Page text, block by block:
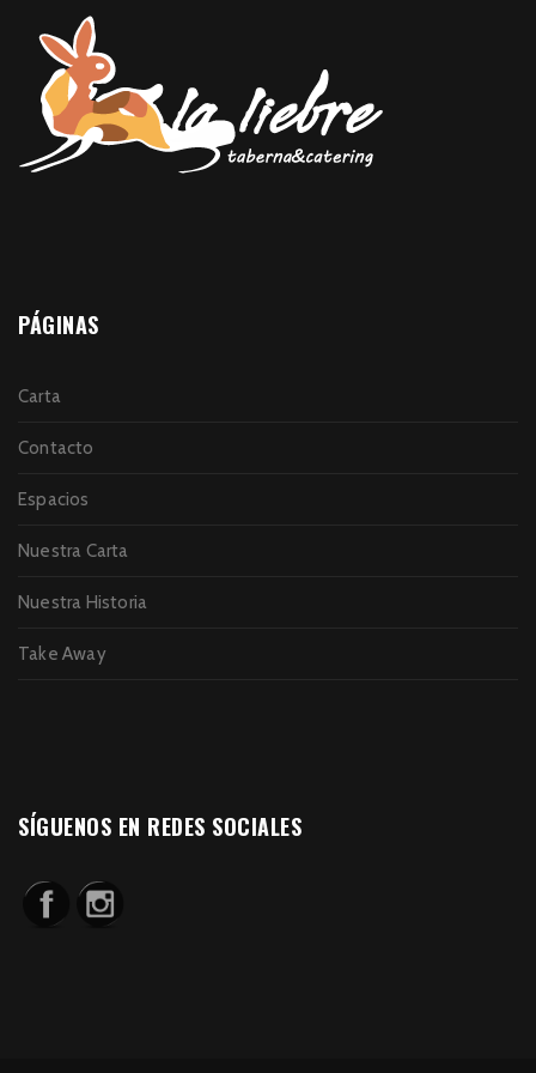
PÁGINAS
Carta
Contacto
Espacios
Nuestra Carta
Nuestra Historia
Take Away
SÍGUENOS EN REDES SOCIALES